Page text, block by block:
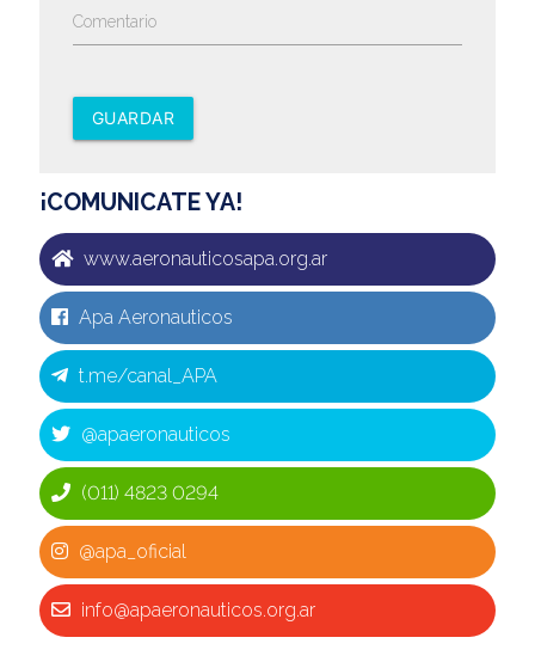
Comentario
GUARDAR
¡COMUNICATE YA!
www.aeronauticosapa.org.ar
Apa Aeronauticos
t.me/canal_APA
@apaeronauticos
(011) 4823 0294
@apa_oficial
info@apaeronauticos.org.ar